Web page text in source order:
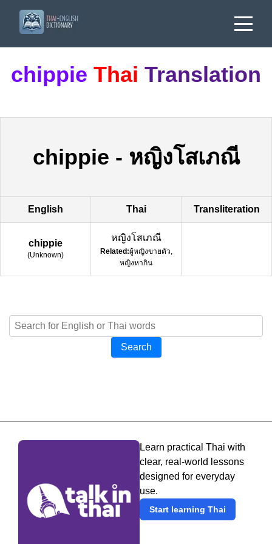
chippie Thai Translation
chippie - หญิงโสเภณี
English Thai Transliteration
chippie
(Unknown)
หญิงโสเภณี
Related:ผู้หญิงขายตัว,
หญิงหากิน
Search
Learn practical Thai with
clear, real-world lessons
designed for everyday
use.
Start learning Thai